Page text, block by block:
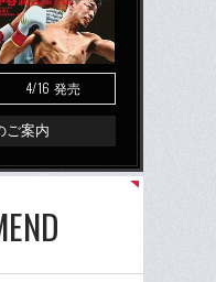
4/16 発売
ご案内